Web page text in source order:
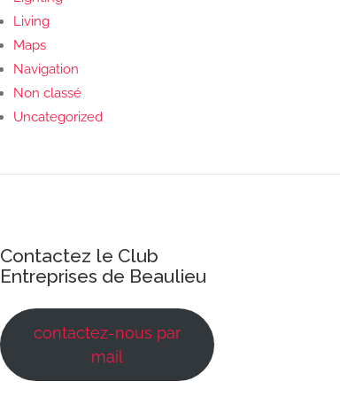
Living
Maps
Navigation
Non classé
Uncategorized
Contactez le Club
Entreprises de Beaulieu
contactez-nous par
mail